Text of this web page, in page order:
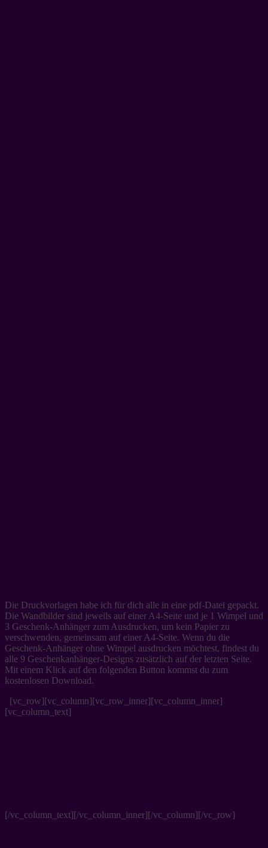
Die Druckvorlagen habe ich für dich alle in eine pdf-Datei gepackt.
Die Wandbilder sind jeweils auf einer A4-Seite und je 1 Wimpel und
3 Geschenk-Anhänger zum Ausdrucken, um kein Papier zu
verschwenden, gemeinsam auf einer A4-Seite. Wenn du die
Geschenk-Anhänger ohne Wimpel ausdrucken möchtest, findest du
alle 9 Geschenkanhänger-Designs zusätzlich auf der letzten Seite.
Mit einem Klick auf den folgenden Button kommst du zum
kostenlosen Download.
[vc_row][vc_column][vc_row_inner][vc_column_inner]
[vc_column_text]
[/vc_column_text][/vc_column_inner][/vc_column][/vc_row]